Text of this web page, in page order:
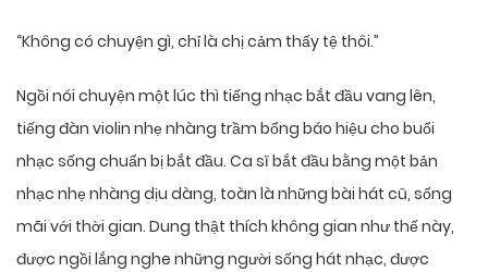
“Không có chuyện gì, chỉ là chị cảm thấy tệ thôi.”
Ngồi nói chuyện một lúc thì tiếng nhạc bắt đầu vang lên,
tiếng đàn violin nhẹ nhàng trầm bổng báo hiệu cho buổi
nhạc sống chuẩn bị bắt đầu. Ca sĩ bắt đầu bằng một bản
nhạc nhẹ nhàng dịu dàng, toàn là những bài hát cũ, sống
mãi với thời gian. Dung thật thích không gian như thế này,
được ngồi lắng nghe những người sống hát nhạc, được